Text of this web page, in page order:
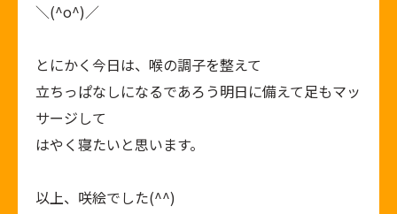
＼(^o^)／
とにかく今日は、喉の調子を整えて
立ちっぱなしになるであろう明日に備えて足もマッ
サージして
はやく寝たいと思います。
以上、咲絵でした(^^)